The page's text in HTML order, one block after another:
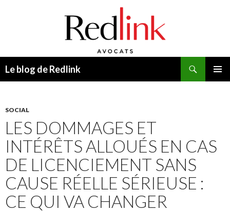
Le blog de Redlink
SOCIAL
LES DOMMAGES ET
INTÉRÊTS ALLOUÉS EN CAS
DE LICENCIEMENT SANS
CAUSE RÉELLE SÉRIEUSE :
CE QUI VA CHANGER